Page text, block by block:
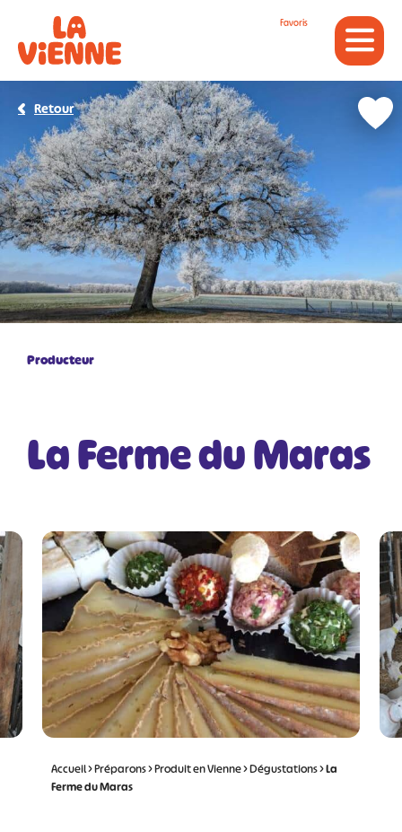
Favoris
Producteur
La Ferme du Maras
Retour
Accueil>Préparons>Produit en Vienne>Dégustations>La
Ferme du Maras